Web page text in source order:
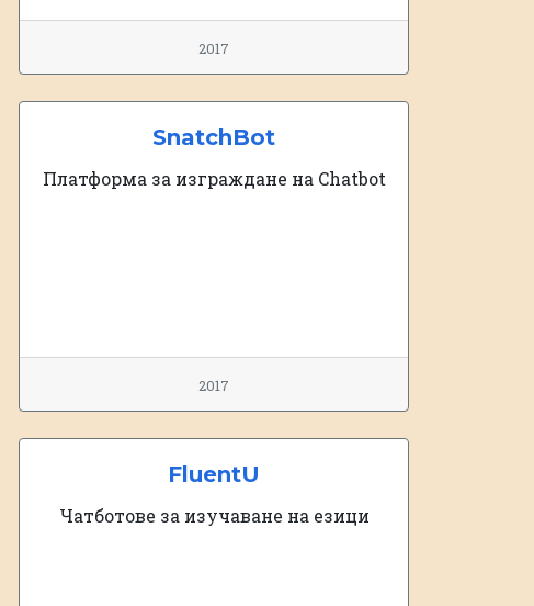
2017
SnatchBot
Платформа за изграждане на Chatbot
2017
FluentU
Чатботове за изучаване на езици